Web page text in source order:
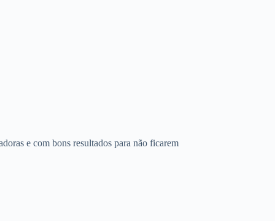
e com bons resultados para não ficarem